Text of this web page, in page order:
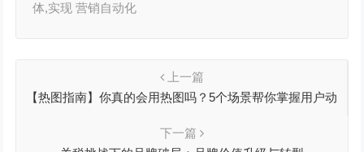
体,实现 营销自动化
上一篇
【热图指南】你真的会用热图吗？5个场景帮你掌握用户动
下一篇